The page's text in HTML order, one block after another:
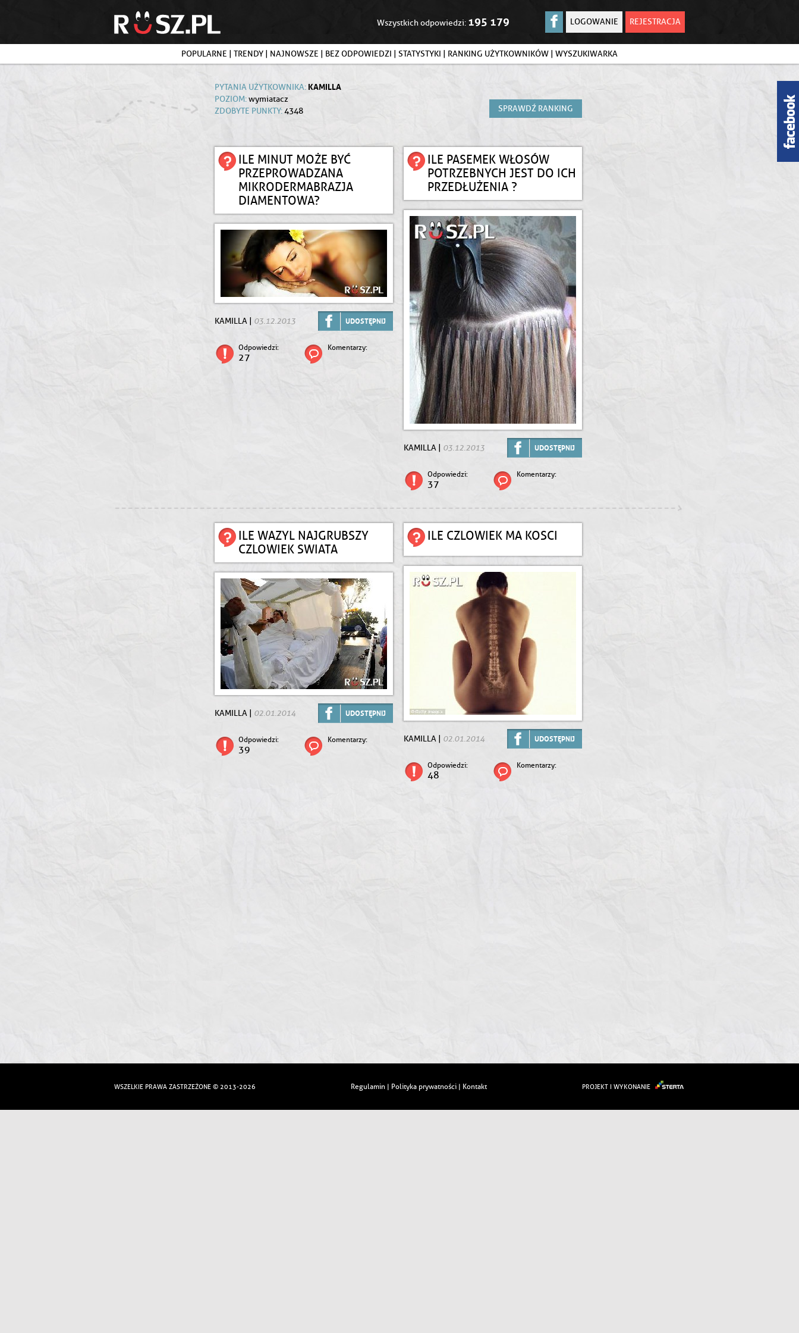
LOGOWANIE REJESTRACJA
Wszystkich odpowiedzi: 195 179
POPULARNE | TRENDY | NAJNOWSZE | BEZ ODPOWIEDZI | STATYSTYKI | RANKING UŻYTKOWNIKÓW | WYSZUKIWARKA
PYTANIA UŻYTKOWNIKA: KAMILLA
POZIOM:wymiatacz
ZDOBYTE PUNKTY:4348 SPRAWDŹ RANKING
ILE MINUT MOŻE BYĆ
PRZEPROWADZANA
MIKRODERMABRAZJA
DIAMENTOWA?
KAMILLA | 03.12.2013 UDOSTĘPNIJ
Odpowiedzi:
27
Komentarzy:
ILE PASEMEK WŁOSÓW
POTRZEBNYCH JEST DO ICH
PRZEDŁUŻENIA ?
KAMILLA | 03.12.2013 UDOSTĘPNIJ
Odpowiedzi:
37
Komentarzy:
ILE WAZYL NAJGRUBSZY
CZLOWIEK SWIATA
KAMILLA | 02.01.2014 UDOSTĘPNIJ
Odpowiedzi:
39
Komentarzy:
ILE CZLOWIEK MA KOSCI
KAMILLA | 02.01.2014 UDOSTĘPNIJ
Odpowiedzi:
48
Komentarzy:
WSZELKIE PRAWA ZASTRZEŻONE © 2013-2026 PROJEKT I WYKONANIE
Regulamin | Polityka prywatności | Kontakt